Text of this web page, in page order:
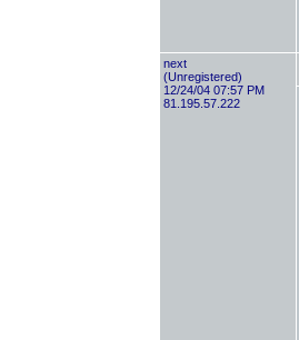
next
(Unregistered)
12/24/04 07:57 PM
81.195.57.222